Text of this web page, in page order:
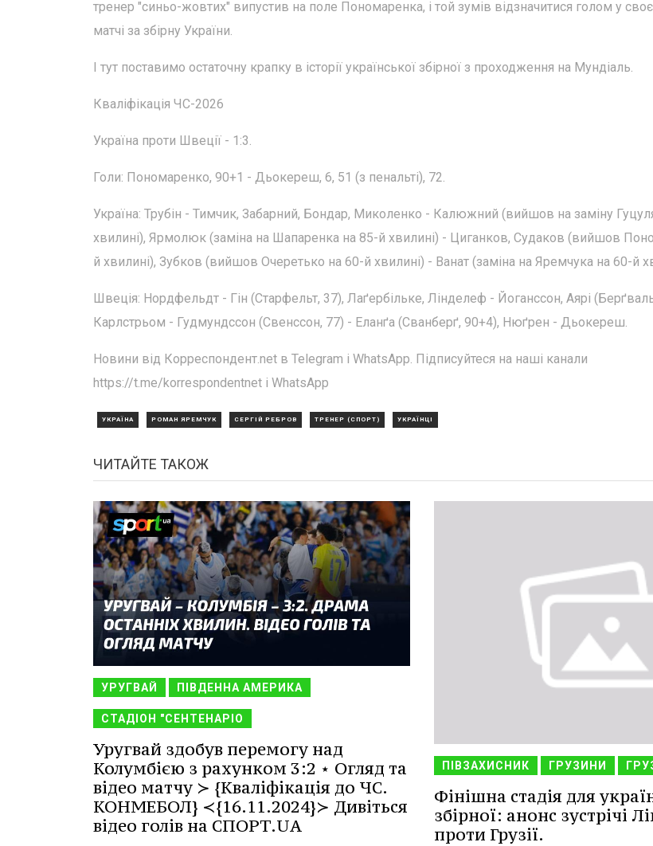
тренер "синьо-жовтих" випустив на поле Пономаренка, і той зумів відзначитися голом у
матчі за збірну України.
І тут поставимо остаточну крапку в історії української збірної з проходження на Мундіаль.
Кваліфікація ЧС-2026
Україна проти Швеції - 1:3.
Голи: Пономаренко, 90+1 - Дьокереш, 6, 51 (з пенальті), 72.
Україна: Трубін - Тимчик, Забарний, Бондар, Миколенко - Калюжний (вийшов на заміну
хвилині), Ярмолюк (заміна на Шапаренка на 85-й хвилині) - Циганков, Судаков (вийшов
й хвилині), Зубков (вийшов Очеретько на 60-й хвилині) - Ванат (заміна на Яремчука на 60-й
Швеція: Нордфельдт - Гін (Старфельт, 37), Лаґербільке, Лінделеф - Йоганссон, Аярі
Карлстрьом - Гудмундссон (Свенссон, 77) - Еланґа (Сванберґ, 90+4), Нюґрен - Дьокереш.
Новини від Корреспондент.net в Telegram і WhatsApp. Підписуйтеся на наші канали
https://t.me/korrespondentnet і WhatsApp
УКРАЇНА РОМАН ЯРЕМЧУК СЕРГІЙ РЕБРОВ ТРЕНЕР (СПОРТ) УКРАЇНЦІ
ЧИТАЙТЕ ТАКОЖ
УРУГВАЙ ПІВДЕННА АМЕРИКА
СТАДІОН "СЕНТЕНАРІО
Уругвай здобув перемогу над
Колумбією з рахунком 3:2 ⋆ Огляд та
відео матчу ≻ {Кваліфікація до ЧС.
КОНМЕБОЛ} ≺{16.11.2024}≻ Дивіться
відео голів на СПОРТ.UA
ПІВЗАХИСНИК ГРУЗИНИ
Фінішна стадія для
збірної: анонс зустрічі
проти Грузії.